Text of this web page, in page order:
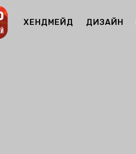
ХЕНДМЕЙД ДИЗАЙН